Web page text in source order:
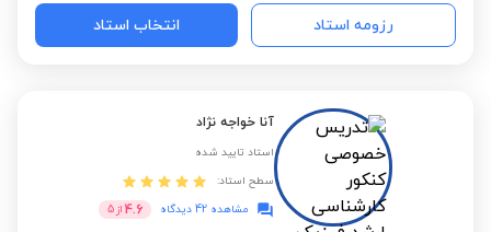
رزومه استاد انتخاب استاد
آنا خواجه نژاد
استاد تایید شده
سطح استاد:
مشاهده 42 دیدگاه
4.6 از 5